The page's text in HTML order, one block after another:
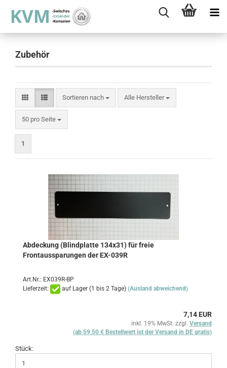
Zubehör
Sortieren nach
Sortieren nach Alle Hersteller
50 pro Seite
pro Seite
1
Abdeckung (Blindplatte 134x31) für freie
Frontaussparungen der EX-039R
Art.Nr.: EX039R-BP
Lieferzeit:
auf Lager (1 bis 2 Tage) (Ausland abweichend)
7,14 EUR
inkl. 19% MwSt. zzgl. Versand
(ab 59,50 € Bestellwert ist der Versand in DE gratis)
Stück: